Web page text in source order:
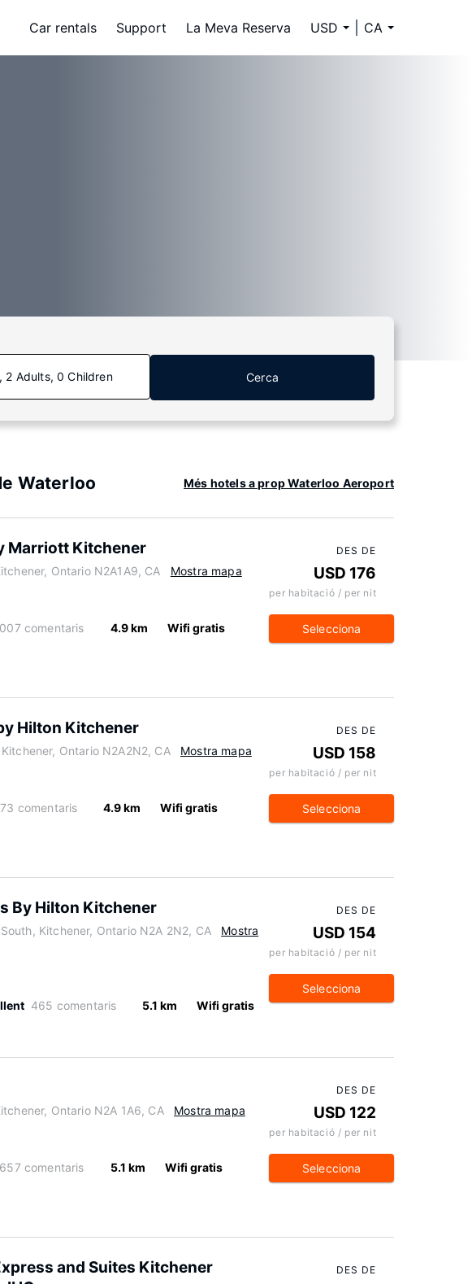
Car rentals Support La Meva Reserva USD CA
2 Adults, 0 Children Cerca
Waterloo Més hotels a prop Waterloo Aeroport
Marriott Kitchener
Ontario N2A1A9, CA Mostra mapa
comentaris 4.9 km Wifi gratis
DES DE
USD 176
per habitació / per nit
Selecciona
Hilton Kitchener
Ontario N2A2N2, CA Mostra mapa
comentaris 4.9 km Wifi gratis
DES DE
USD 158
per habitació / per nit
Selecciona
By Hilton Kitchener
Kitchener, Ontario N2A 2N2, CA
Mostra
465 comentaris 5.1 km Wifi gratis
DES DE
USD 154
per habitació / per nit
Selecciona
Ontario N2A 1A6, CA Mostra mapa
comentaris 5.1 km Wifi gratis
DES DE
USD 122
per habitació / per nit
Selecciona
and Suites Kitchener
DES DE